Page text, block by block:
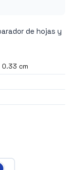
de hojas y
cm